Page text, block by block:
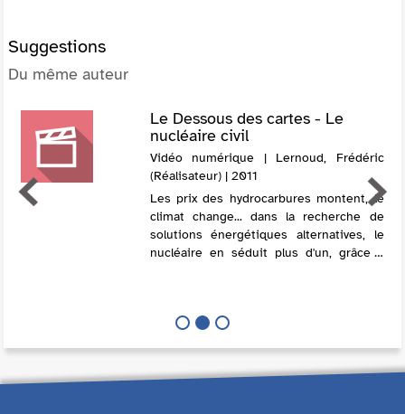
Suggestions
Du même auteur
Le Dessous des cartes - Le
nucléaire civil
Vidéo numérique | Lernoud, Frédéric
(Réalisateur) | 2011
Les prix des hydrocarbures montent, le
climat change... dans la recherche de
solutions énergétiques alternatives, le
nucléaire en séduit plus d'un, grâce à